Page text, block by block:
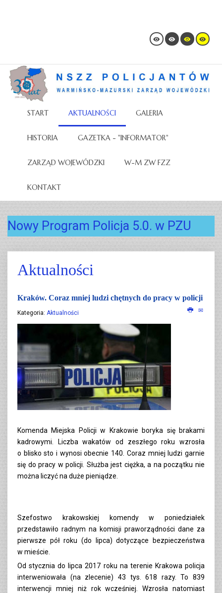
START AKTUALNOŚCI GALERIA
HISTORIA GAZETKA - "INFORMATOR"
ZARZĄD WOJEWÓDZKI W-M ZW FZZ
KONTAKT
Nowy Program Policja 5.0. w PZU
Aktualności
Kraków. Coraz mniej ludzi chętnych do pracy w policji
Kategoria: Aktualności
Komenda Miejska Policji w Krakowie boryka się brakami
kadrowymi. Liczba wakatów od zeszłego roku wzrosła
o blisko sto i wynosi obecnie 140. Coraz mniej ludzi garnie
się do pracy w policji. Służba jest ciężka, a na początku nie
można liczyć na duże pieniądze.
Szefostwo krakowskiej komendy w poniedziałek
przedstawiło radnym na komisji praworządności dane za
pierwsze pół roku (do lipca) dotyczące bezpieczeństwa
w mieście.
Od stycznia do lipca 2017 roku na terenie Krakowa policja
interweniowała (na zlecenie) 43 tys. 618 razy. To 839
interwencji mniej niż rok wcześniej. Wzrosła natomiast